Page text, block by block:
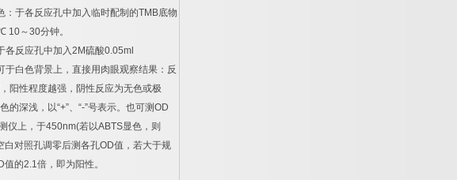
：于各反应孔中加入临时配制的TMB底物
10～30分钟。
各反应孔中加入2M硫酸0.05ml
于白色背景上，直接用肉眼观察结果：反
阳性程度越强，阴性反应为无色或极
的深浅，以“+”、 “-”号表示。也可测OD
仪上，于450nm(若以ABTS显色，则
白对照孔调零后测各孔OD值，若大于规
值的2.1倍，即为阳性。